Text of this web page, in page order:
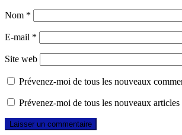
Nom *
E-mail *
Site web
Prévenez-moi de tous les nouveaux
Prévenez-moi de tous les nouveaux